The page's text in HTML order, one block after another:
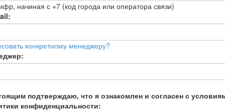
начиная с +7 (код города или оператора связи)
конкретному менеджеру?
подтверждаю, что я ознакомлен и согласен с
конфиденциальности: